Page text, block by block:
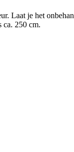
Laat je het
ca. 250 cm.